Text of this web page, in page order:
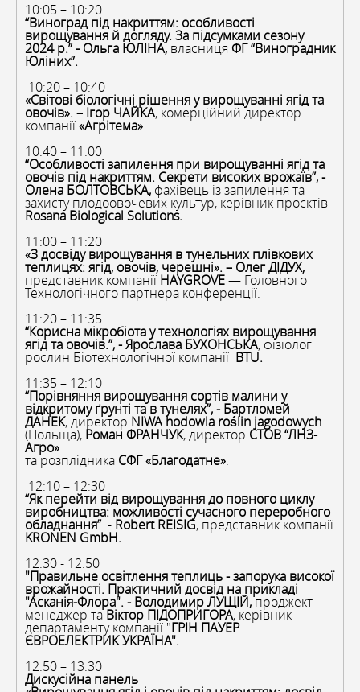
10:05 – 10:20
“Виноград під накриттям: особливості
вирощування й догляду. За підсумками сезону
2024 р.” - Ольга ЮЛІНА, власниця ФГ “Виноградник
Юліних”.
10:20 – 10:40
«Світові біологічні рішення у вирощуванні ягід та
овочів». – Ігор ЧАЙКА, комерційний директор
компанії«Агрітема».
10:40 – 11:00
“Особливості запилення при вирощуванні ягід та
овочів під накриттям. Секрети високих врожаїв”, -
Олена БОЛТОВСЬКА, фахівець із запилення та
захисту плодоовочевих культур, керівник проєктів
Rosana Biological Solutions.
11:00 – 11:20
«З досвіду вирощування в тунельних плівкових
теплицях: ягід, овочів, черешні». – Олег ДІДУХ,
представник компанії HAYGROVE— Головного
Технологічного партнера конференції.
11:20 – 11:35
“Корисна мікробіота у технологіях вирощування
ягід та овочів.”, - Ярослава БУХОНСЬКА, фізіолог
рослин Біотехнологічної компанії BTU.
11:35 – 12:10
“Порівняння вирощування сортів малини у
відкритомуґрунті та в тунелях”, - Бартломей
ДАНЕК, директор NIWA hodowla roślin jagodowych
(Польща), Роман ФРАНЧУК, директор СТОВ “ЛНЗ-
Агро»
та розплідника СФГ «Благодатне».
12:10 – 12:30
“Як перейти від вирощування до повного циклу
виробництва: можливості сучасного переробного
обладнання”. - Robert REISIG, представник компанії
KRONEN GmbH.
12:30 - 12:50
"Правильне освітлення теплиць - запорука високої
врожайності. Практичний досвід на прикладі
"Асканія-Флора". - Володимир ЛУЩІЙ,проджект -
менеджер таВіктор ПІДОПРИГОРА, керівник
департаменту компанії "ГРІН ПАУЕР
ЄВРОЕЛЕКТРИК УКРАЇНА".
12:50 – 13:30
Дискусійна панель